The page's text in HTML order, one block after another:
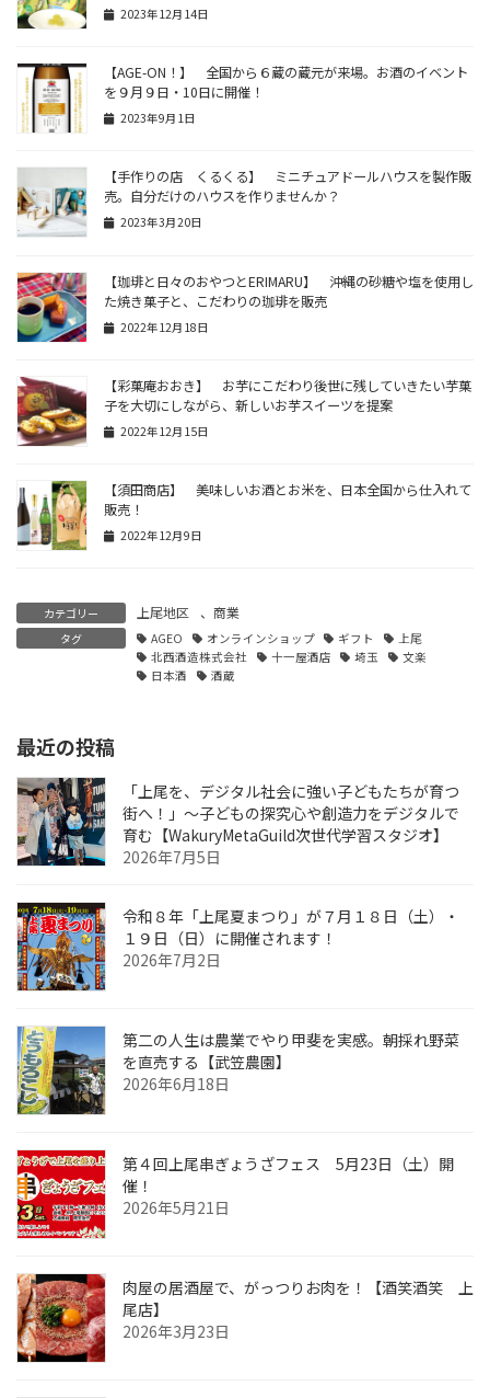
2023年12月14日
【AGE-ON！】 全国から６蔵の蔵元が来場。お酒のイベント
を９月９日・10日に開催！
2023年9月1日
【手作りの店 くるくる】 ミニチュアドールハウスを製作販
売。自分だけのハウスを作りませんか？
2023年3月20日
【珈琲と日々のおやつとERIMARU】 沖縄の砂糖や塩を使用し
た焼き菓子と、こだわりの珈琲を販売
2022年12月18日
【彩菓庵おおき】 お芋にこだわり後世に残していきたい芋菓
子を大切にしながら、新しいお芋スイーツを提案
2022年12月15日
【須田商店】 美味しいお酒とお米を、日本全国から仕入れて
販売！
2022年12月9日
カテゴリー 上尾地区 、 商業
タグ AGEO オンラインショップ ギフト
上尾
北西酒造株式会社
十一屋酒店 埼玉
文楽
日本酒
酒蔵
最近の投稿
「上尾を、デジタル社会に強い子どもたちが育つ
街へ！」〜子どもの探究心や創造力をデジタルで
育む【WakuryMetaGuild次世代学習スタジオ】
2026年7月5日
令和８年「上尾夏まつり」が７月１８日（土）・
１９日（日）に開催されます！
2026年7月2日
第二の人生は農業でやり甲斐を実感。朝採れ野菜
を直売する【武笠農園】
2026年6月18日
第４回上尾串ぎょうざフェス 5月23日（土）開
催！
2026年5月21日
肉屋の居酒屋で、がっつりお肉を！【酒笑酒笑 上
尾店】
2026年3月23日